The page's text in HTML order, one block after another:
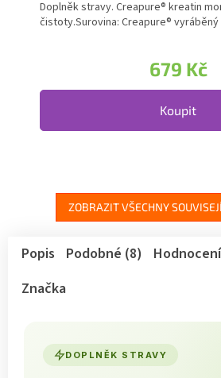
679 Kč
Koupit
Doplněk stravy. Creapure® kreatin
čistoty.Surovina: Creapure® vyráběný
ZOBRAZIT VŠECHNY
Popis Podobné (8) Hodnocení
Značka
DOPLNĚK STRAVY